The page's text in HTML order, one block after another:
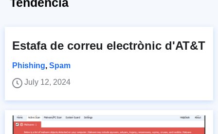
Estafa de correu electrònic d'AT&T
Phishing, Spam
July 12, 2024